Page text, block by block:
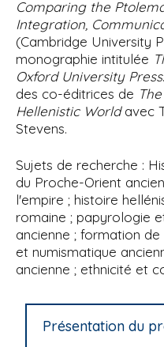
Comparing the
Integration,
(Cambridge University
monographie intitulée
Oxford University Press
des co-éditrices de
Hellenistic Worldavec
Stevens.
Sujets de recherche :
du Proche-Orient
l'empire ; histoire
romaine ; papyrologie
ancienne ; formation
et numismatique
ancienne ; ethnicité et
Présentation du